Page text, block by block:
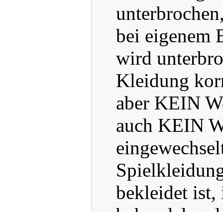
bei eigenem
wird
Kleidung
aber KEIN
auch KEIN
bekleidet ist,